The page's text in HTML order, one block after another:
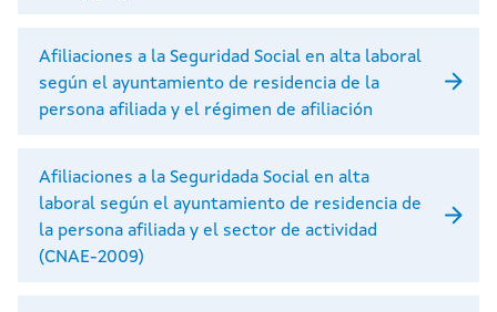
Afiliaciones a la Seguridad Social en alta laboral
según el ayuntamiento de residencia de la
persona afiliada y el régimen de afiliación
Afiliaciones a la Seguridada Social en alta
laboral según el ayuntamiento de residencia de
la persona afiliada y el sector de actividad
(CNAE-2009)